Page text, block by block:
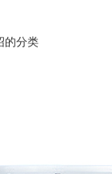
的分类